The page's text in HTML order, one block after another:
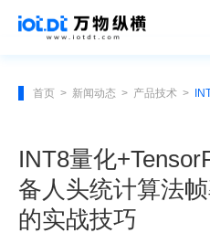
首页 > 新闻动态 > 产品技术 >
INT8量化
备人头统计算法
的实战技巧